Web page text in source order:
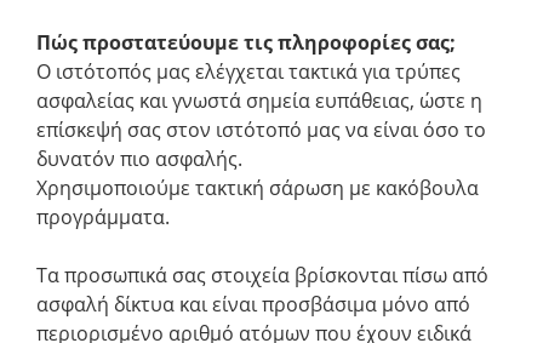
Πώς προστατεύουμε τις πληροφορίες σας;
Ο ιστότοπός μας ελέγχεται τακτικά για τρύπες
ασφαλείας και γνωστά σημεία ευπάθειας, ώστε η
επίσκεψή σας στον ιστότοπό μας να είναι όσο το
δυνατόν πιο ασφαλής.
Χρησιμοποιούμε τακτική σάρωση με κακόβουλα
προγράμματα.
Τα προσωπικά σας στοιχεία βρίσκονται πίσω από
ασφαλή δίκτυα και είναι προσβάσιμα μόνο από
περιορισμένο αριθμό ατόμων που έχουν ειδικά